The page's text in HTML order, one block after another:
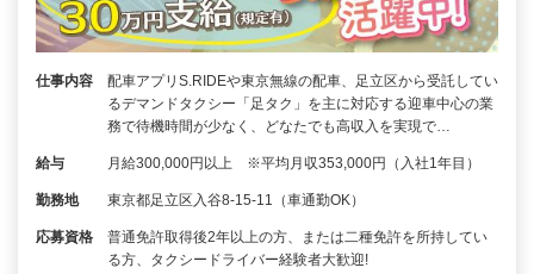
仕事内容
配車アプリS.RIDEや東京無線の配車、足立区から受託してい
るデマンドタクシー「足タク」を主に対応する迎車中心の業
務で待機時間が少なく、どなたでも高収入を実現で…
給与 月給300,000円以上 ※平均月収353,000円（入社1年目）
勤務地 東京都足立区入谷8-15-11（車通勤OK）
応募資格
普通免許取得後2年以上の方、または二種免許を所持してい
る方、タクシードライバー経験者大歓迎!